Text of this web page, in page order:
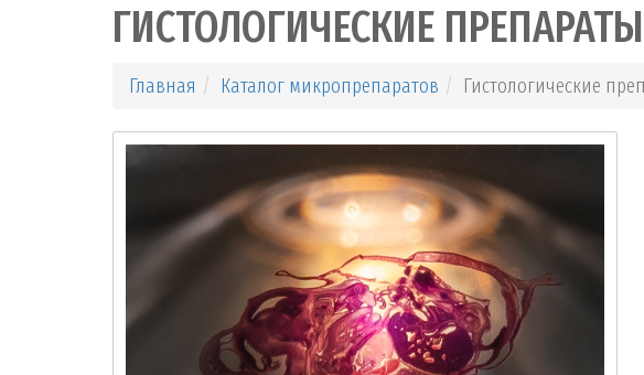
ГИСТОЛОГИЧЕСКИЕ ПРЕПАРАТЫ
Главная Каталог микропрепаратов Гистологические